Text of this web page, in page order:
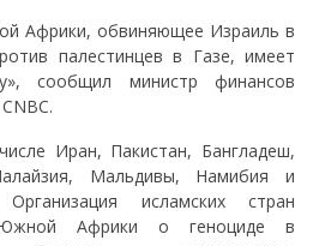
Африки, обвиняющее Израиль в
палестинцев в Газе, имеет
сообщил министр финансов
Иран, Пакистан, Бангладеш,
Мальдивы, Намибия и
исламских стран
Южной Африки о геноциде в